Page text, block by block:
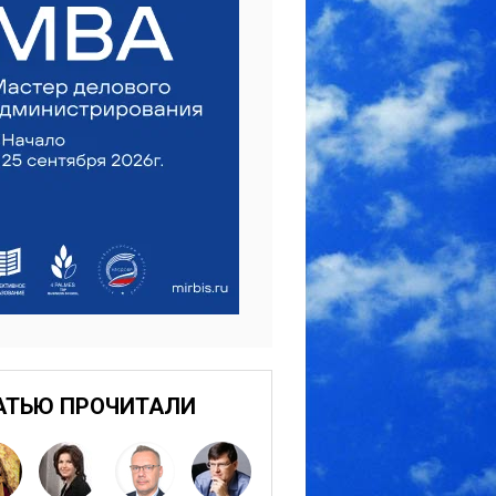
ПРОЧИТАЛИ